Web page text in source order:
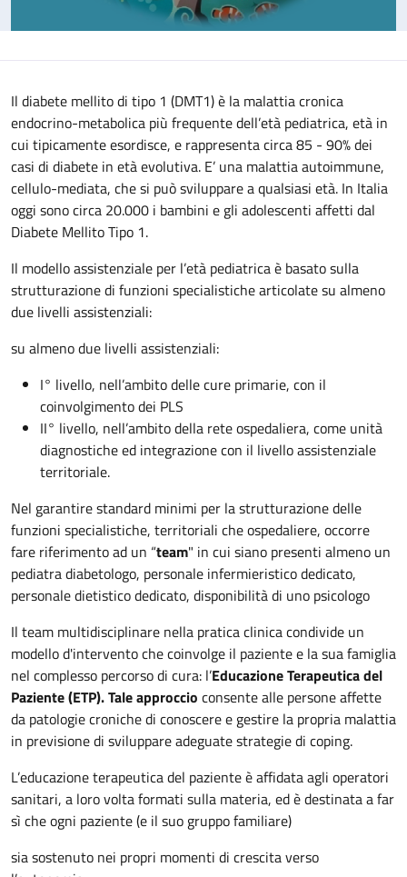
Il diabete mellito di tipo 1 (DMT1) è la malattia cronica
endocrino-metabolica più frequente dell’età pediatrica, età in
cui tipicamente esordisce, e rappresenta circa 85 - 90% dei
casi di diabete in età evolutiva. E’ una malattia autoimmune,
cellulo-mediata, che si può sviluppare a qualsiasi età. In Italia
oggi sono circa 20.000 i bambini e gli adolescenti affetti dal
Diabete Mellito Tipo 1.
Il modello assistenziale per l’età pediatrica è basato sulla
strutturazione di funzioni specialistiche articolate su almeno
due livelli assistenziali:
su almeno due livelli assistenziali:
I° livello, nell’ambito delle cure primarie, con il
coinvolgimento dei PLS
II° livello, nell’ambito della rete ospedaliera, come unità
diagnostiche ed integrazione con il livello assistenziale
territoriale.
Nel garantire standard minimi per la strutturazione delle
funzioni specialistiche, territoriali che ospedaliere, occorre
fare riferimento ad un “team" in cui siano presenti almeno un
pediatra diabetologo, personale infermieristico dedicato,
personale dietistico dedicato, disponibilità di uno psicologo
Il team multidisciplinare nella pratica clinica condivide un
modello d'intervento che coinvolge il paziente e la sua famiglia
nel complesso percorso di cura: l’Educazione Terapeutica del
Paziente (ETP). Tale approccio consente alle persone affette
da patologie croniche di conoscere e gestire la propria malattia
in previsione di sviluppare adeguate strategie di coping.
L’educazione terapeutica del paziente è affidata agli operatori
sanitari, a loro volta formati sulla materia, ed è destinata a far
sì che ogni paziente (e il suo gruppo familiare)
sia sostenuto nei propri momenti di crescita verso